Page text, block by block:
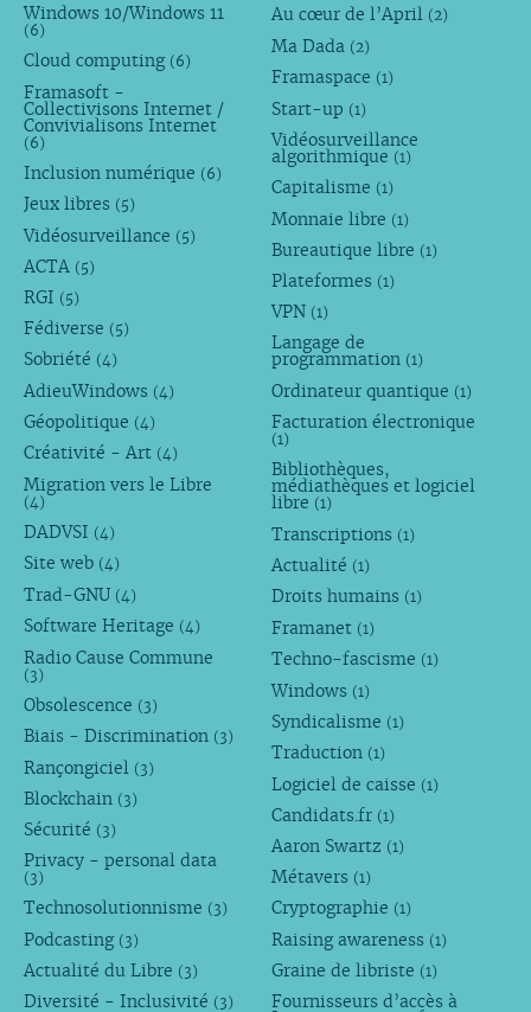
Windows 10/Windows 11
(6)
Cloud computing (6)
Framasoft -
Collectivisons Internet /
Convivialisons Internet
(6)
Inclusion numérique (6)
Jeux libres (5)
Vidéosurveillance (5)
ACTA (5)
RGI (5)
Fédiverse (5)
Sobriété (4)
AdieuWindows (4)
Géopolitique (4)
Créativité - Art (4)
Migration vers le Libre
(4)
DADVSI (4)
Site web (4)
Trad-GNU (4)
Software Heritage (4)
Radio Cause Commune
(3)
Obsolescence (3)
Biais - Discrimination (3)
Rançongiciel (3)
Blockchain (3)
Sécurité (3)
Privacy - personal data
(3)
Technosolutionnisme (3)
Podcasting (3)
Actualité du Libre (3)
Diversité - Inclusivité (3)
Au cœur de l’April (2)
Ma Dada (2)
Framaspace (1)
Start-up (1)
Vidéosurveillance
algorithmique (1)
Capitalisme (1)
Monnaie libre (1)
Bureautique libre (1)
Plateformes (1)
VPN (1)
Langage de
programmation (1)
Ordinateur quantique (1)
Facturation électronique
(1)
Bibliothèques,
médiathèques et logiciel
libre (1)
Transcriptions (1)
Actualité (1)
Droits humains (1)
Framanet (1)
Techno-fascisme (1)
Windows (1)
Syndicalisme (1)
Traduction (1)
Logiciel de caisse (1)
Candidats.fr (1)
Aaron Swartz (1)
Métavers (1)
Cryptographie (1)
Raising awareness (1)
Graine de libriste (1)
Fournisseurs d’accès à